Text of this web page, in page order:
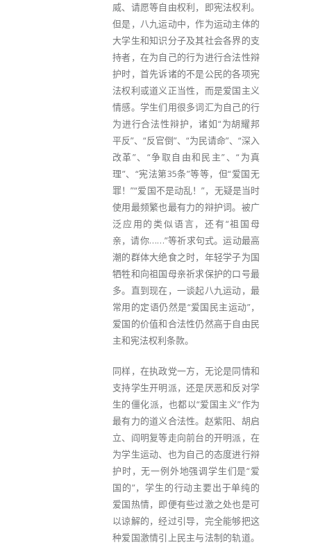
威、请愿等自由权利，即宪法权利。
但是，八九运动中，作为运动主体的
大学生和知识分子及其社会各界的支
持者，在为自己的行为进行合法性辩
护时，首先诉诸的不是公民的各项宪
法权利或道义正当性，而是爱国主义
情感。学生们用很多词汇为自己的行
为进行合法性辩护，诸如“为胡耀邦
平反”、“反官倒”、“为民请命”、“深入
改革”、“争取自由和民主”、“为真
理”、“宪法第35条”等等，但“爱国无
罪！”“爱国不是动乱！”，无疑是当时
使用最频繁也最有力的辩护词。被广
泛应用的类似语言，还有“祖国母
亲，请你……”等祈求句式。运动最高
潮的群体大绝食之时，年轻学子为国
牺牲和向祖国母亲祈求保护的口号最
多。直到现在，一谈起八九运动，最
常用的定语仍然是“爱国民主运动”，
爱国的价值和合法性仍然高于自由民
主和宪法权利条款。
同样，在执政党一方，无论是同情和
支持学生开明派，还是厌恶和反对学
生的僵化派，也都以“爱国主义”作为
最有力的道义合法性。赵紫阳、胡启
立、阎明复等走向前台的开明派，在
为学生运动、也为自己的态度进行辩
护时，无一例外地强调学生们是“爱
国的”，学生的行动主要出于单纯的
爱国热情，即便有些过激之处也是可
以谅解的，经过引导，完全能够把这
种爱国激情引上民主与法制的轨道。